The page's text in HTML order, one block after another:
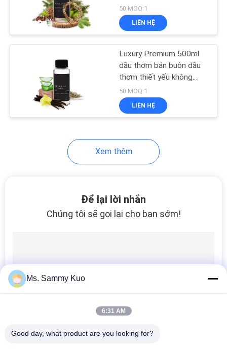
Bộ khuếch tán
không khí trên ô tô
Máy tạo mùi hương
Bộ khuếch tán
hương thơm tự động
50 MOQ:1
LIÊN HỆ
Luxury Premium 500ml
dầu thơm bán buôn dầu
thơm thiết yếu không
nước
50 MOQ:1
LIÊN HỆ
Xem thêm
Để lại lời nhắn
Chúng tôi sẽ gọi lại cho bạn sớm!
Ms. Sammy Kuo
6:31 AM
Good day, what product are you looking for?